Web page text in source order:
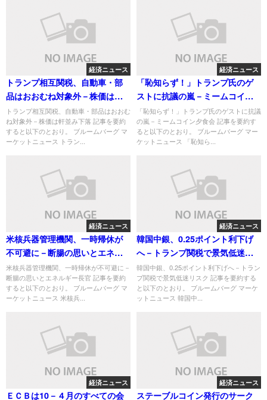
経済ニュース
トランプ相互関税、自動車・部
品はおおむね対象外－株価は軒
並み下落
トランプ相互関税、自動車・部品はおおむ
ね対象外－株価は軒並み下落 記事を要約
すると以下のとおり。 ブルームバーグ マ
ーケットニュース トラン...
経済ニュース
「恥知らず！」トランプ氏のゲ
ストに抗議の嵐－ミームコイン
夕食会
「恥知らず！」トランプ氏のゲストに抗議
の嵐－ミームコイン夕食会 記事を要約す
ると以下のとおり。 ブルームバーグ マー
ケットニュース 「恥知ら...
経済ニュース
米核兵器管理機関、一時帰休が
不可避に－断腸の思いとエネル
ギー長官
米核兵器管理機関、一時帰休が不可避に－
断腸の思いとエネルギー長官 記事を要約
すると以下のとおり。 ブルームバーグ マ
ーケットニュース 米核兵...
経済ニュース
韓国中銀、0.25ポイント利下げ
へ－トランプ関税で景気低迷リ
スク
韓国中銀、0.25ポイント利下げへ－トラン
プ関税で景気低迷リスク 記事を要約する
と以下のとおり。 ブルームバーグ マーケ
ットニュース 韓国中...
経済ニュース
ＥＣＢは10－４月のすべての会
経済ニュース
ステーブルコイン発行のサーク